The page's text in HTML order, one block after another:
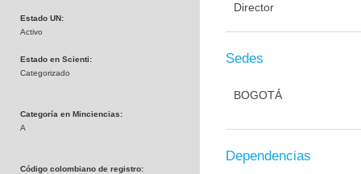
Estado UN:
Activo
Estado en Scienti:
Categorizado
Categoría en Minciencias:
A
Código colombiano de registro:
Director
Sedes
BOGOTÁ
Dependencias